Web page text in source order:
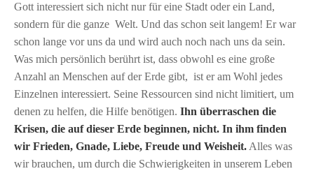
Gott interessiert sich nicht nur für eine Stadt oder ein Land,
sondern für die ganze Welt. Und das schon seit langem! Er war
schon lange vor uns da und wird auch noch nach uns da sein.
Was mich persönlich berührt ist, dass obwohl es eine große
Anzahl an Menschen auf der Erde gibt, ist er am Wohl jedes
Einzelnen interessiert. Seine Ressourcen sind nicht limitiert, um
denen zu helfen, die Hilfe benötigen. Ihn überraschen die
Krisen, die auf dieser Erde beginnen, nicht. In ihm finden
wir Frieden, Gnade, Liebe, Freude und Weisheit. Alles was
wir brauchen, um durch die Schwierigkeiten in unserem Leben